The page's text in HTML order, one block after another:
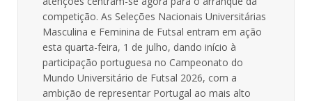
competição. As Seleções Nacionais Universitárias
Masculina e Feminina de Futsal entram em ação
esta quarta-feira, 1 de julho, dando início à
participação portuguesa no Campeonato do
Mundo Universitário de Futsal 2026, com a
ambição de representar Portugal ao mais alto